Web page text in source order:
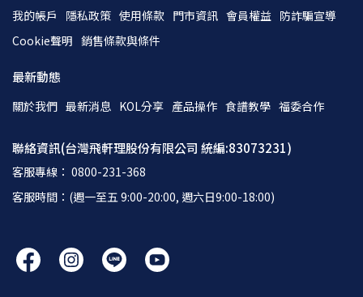
我的帳戶 隱私政策 使用條款 門市資訊 會員權益 防詐騙宣導
Cookie聲明 銷售條款與條件
最新動態
關於我們 最新消息 KOL分享 產品操作 食譜教學 福委合作
聯絡資訊(台灣飛軒理股份有限公司 統編:83073231)
客服專線： 0800-231-368
客服時間：(週一至五 9:00-20:00, 週六日9:00-18:00)